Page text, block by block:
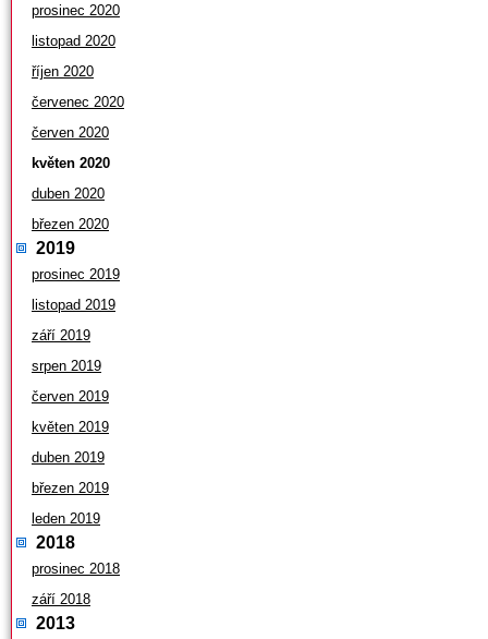
prosinec 2020
listopad 2020
říjen 2020
červenec 2020
červen 2020
květen 2020
duben 2020
březen 2020
2019
prosinec 2019
listopad 2019
září 2019
srpen 2019
červen 2019
květen 2019
duben 2019
březen 2019
leden 2019
2018
prosinec 2018
září 2018
2013